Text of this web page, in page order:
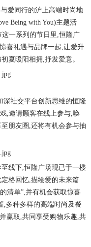
爱同行的沪上高端时尚地
Being with You)主题活
这一系列的节日里,恒隆广
喜礼遇与品牌一起,让爱升
夏暖阳相拥,抒发爱意。
深社交平台创新思维的恒隆
,邀请顾客在线上参与,唤
朋友圈,还将有机会参与抽
线下,恒隆广场现已于一楼
格回忆,描绘爱的未来篇
清单”,并有机会获取惊喜
,多种多样的高端时尚及餐
赢取,共同享受购物乐趣,共